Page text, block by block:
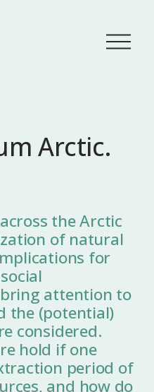
Å
p
Arctic.
the Arctic
of natural
for
attention to
the (potential)
considered.
hold if one
period of
and how do